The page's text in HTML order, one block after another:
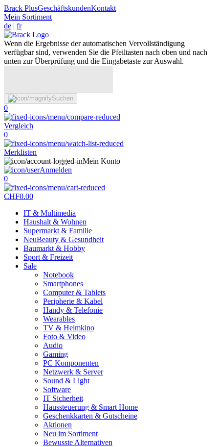
Brack PlusGeschäftskundenKontakt
Mein Sortiment
de | fr
Wenn die Ergebnisse der automatischen Vervollständigung
verfügbar sind, verwenden Sie die Pfeiltasten nach oben und nach
unten zur Überprüfung und die Eingabetaste zur Auswahl.
Suchen
0
Vergleich
0
Merklisten
Mein Konto
Anmelden
0
CHF0.00
IT & Multimedia
Haushalt & Wohnen
Supermarkt & Familie
NeuBeauty & Gesundheit
Baumarkt & Hobby
Sport & Freizeit
Sale
Notebook
Smartphones
Computer & Tablets
Peripherie & Kabel
Handy & Telefonie
Wearables
TV & Heimkino
Foto & Video
Audio
Gaming
PC Komponenten
Netzwerk & Server
Sound & Light
Software
IT Sicherheit
Haussteuerung & Smart Home
Geschenkkarten & Gutscheine
Aktionen
Neu im Sortiment
Bewusste Alternativen